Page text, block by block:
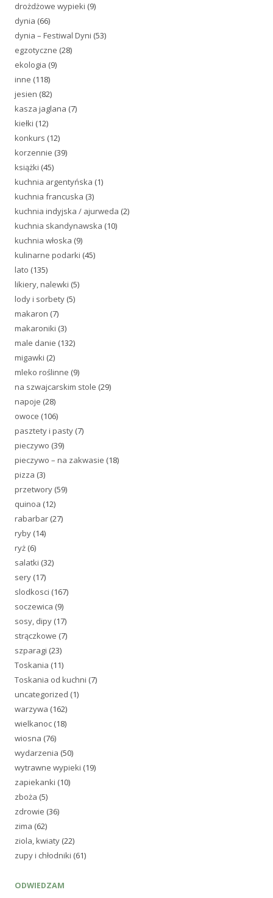
drożdżowe wypieki (9)
dynia (66)
dynia – Festiwal Dyni (53)
egzotyczne (28)
ekologia (9)
inne (118)
jesien (82)
kasza jaglana (7)
kiełki (12)
konkurs (12)
korzennie (39)
książki (45)
kuchnia argentyńska (1)
kuchnia francuska (3)
kuchnia indyjska / ajurweda (2)
kuchnia skandynawska (10)
kuchnia włoska (9)
kulinarne podarki (45)
lato (135)
likiery, nalewki (5)
lody i sorbety (5)
makaron (7)
makaroniki (3)
male danie (132)
migawki (2)
mleko roślinne (9)
na szwajcarskim stole (29)
napoje (28)
owoce (106)
pasztety i pasty (7)
pieczywo (39)
pieczywo – na zakwasie (18)
pizza (3)
przetwory (59)
quinoa (12)
rabarbar (27)
ryby (14)
ryż (6)
salatki (32)
sery (17)
slodkosci (167)
soczewica (9)
sosy, dipy (17)
strączkowe (7)
szparagi (23)
Toskania (11)
Toskania od kuchni (7)
uncategorized (1)
warzywa (162)
wielkanoc (18)
wiosna (76)
wydarzenia (50)
wytrawne wypieki (19)
zapiekanki (10)
zboża (5)
zdrowie (36)
zima (62)
ziola, kwiaty (22)
zupy i chłodniki (61)
ODWIEDZAM